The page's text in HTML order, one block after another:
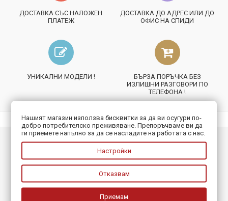
ДОСТАВКА СЪС НАЛОЖЕН
ПЛАТЕЖ
ДОСТАВКА ДО АДРЕС ИЛИ ДО
ОФИС НА СПИДИ
УНИКАЛНИ МОДЕЛИ !
БЪРЗА ПОРЪЧКА БЕЗ
ИЗЛИШНИ РАЗГОВОРИ ПО
ТЕЛЕФОНА !
ИНФОРМАЦИЯ
ПОЛЕЗНО
Нашият магазин използва бисквитки за да ви осугури по-
добро потребителско преживяване. Препоръчваме ви да
ги приемете напълно за да се насладите на работата с нас.
Настройки
Отказвам
Приемам